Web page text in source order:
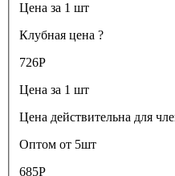
Цена за 1 шт
Клубная цена ?
726Р
Цена за 1 шт
Цена действительна для
Оптом от 5шт
685Р